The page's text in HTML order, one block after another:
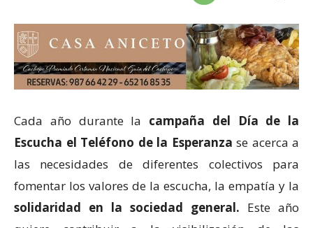
Cada año durante la campaña del Día de la
Escucha el Teléfono de la Esperanza se acerca a
las necesidades de diferentes colectivos para
fomentar los valores de la escucha, la empatía y la
solidaridad en la sociedad general. Este año